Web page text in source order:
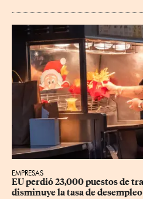
EMPRESAS
EU perdió 23,000 puestos de
disminuye la tasa de desempleo